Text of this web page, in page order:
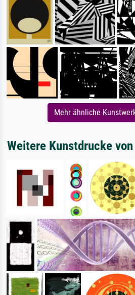
Mehr ähnliche
Weitere Kunstdrucke